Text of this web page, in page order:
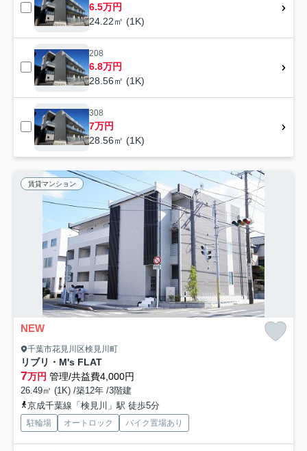
6.5万円
24.22㎡ (1K)
208
6.8万円
28.56㎡ (1K)
308
7万円
28.56㎡ (1K)
賃貸マンション
NEW
千葉市花見川区検見川町
リブリ・M's FLAT
7万円 管理/共益費4,000円
26.49㎡ (1K) /築12年 /3階建
京成千葉線「検見川」駅 徒歩5分
駐輪場 オートロック バイク置場あり